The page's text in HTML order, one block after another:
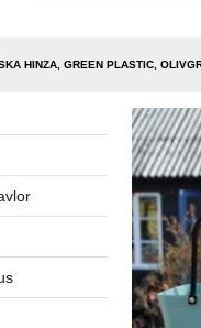
HINZA, GREEN PLASTIC,